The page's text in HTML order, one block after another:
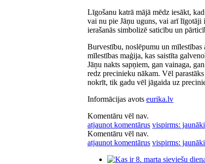
Līgošanu katrā mājā mēdz iesākt,
vai nu pie Jāņu uguns, vai arī līgotāji
ierašanās simbolizē saticību un
Burvestību, noslēpumu un
mīlestības maģija, kas saistīta
Jāņu nakts sapņiem, gan vainaga,
redz precinieku nākam. Vēl
nokrīt, tik gadu vēl jāgaida uz
Informācijas avots eurika.lv
Komentāru vēl nav.
atjaunot komentārus vispirms:
Komentāru vēl nav.
atjaunot komentārus vispirms: